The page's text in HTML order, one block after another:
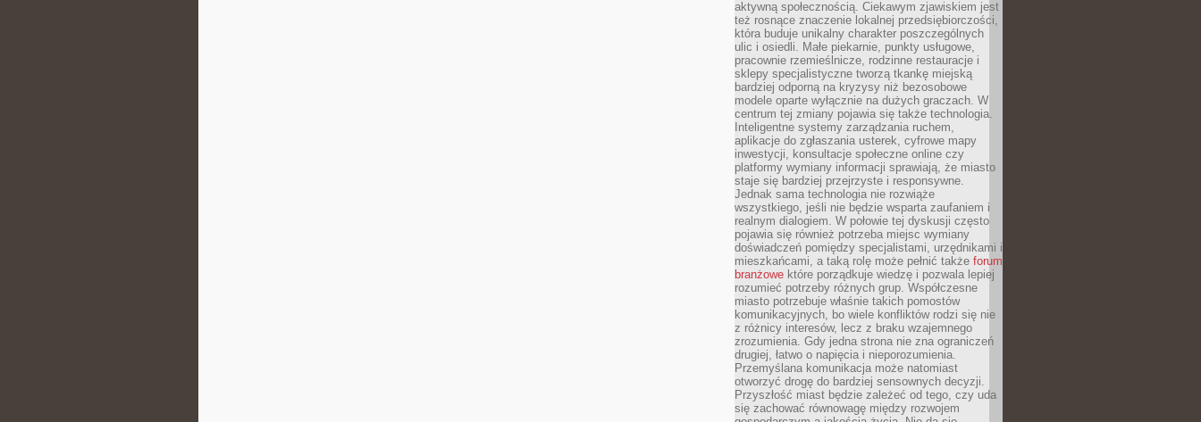
aktywną społecznością. Ciekawym zjawiskiem jest
też rosnące znaczenie lokalnej przedsiębiorczości,
która buduje unikalny charakter poszczególnych
ulic i osiedli. Małe piekarnie, punkty usługowe,
pracownie rzemieślnicze, rodzinne restauracje i
sklepy specjalistyczne tworzą tkankę miejską
bardziej odporną na kryzysy niż bezosobowe
modele oparte wyłącznie na dużych graczach. W
centrum tej zmiany pojawia się także technologia.
Inteligentne systemy zarządzania ruchem,
aplikacje do zgłaszania usterek, cyfrowe mapy
inwestycji, konsultacje społeczne online czy
platformy wymiany informacji sprawiają, że miasto
staje się bardziej przejrzyste i responsywne.
Jednak sama technologia nie rozwiąże
wszystkiego, jeśli nie będzie wsparta zaufaniem i
realnym dialogiem. W połowie tej dyskusji często
pojawia się również potrzeba miejsc wymiany
doświadczeń pomiędzy specjalistami, urzędnikami i
mieszkańcami, a taką rolę może pełnić także forum
branżowe które porządkuje wiedzę i pozwala lepiej
rozumieć potrzeby różnych grup. Współczesne
miasto potrzebuje właśnie takich pomostów
komunikacyjnych, bo wiele konfliktów rodzi się nie
z różnicy interesów, lecz z braku wzajemnego
zrozumienia. Gdy jedna strona nie zna ograniczeń
drugiej, łatwo o napięcia i nieporozumienia.
Przemyślana komunikacja może natomiast
otworzyć drogę do bardziej sensownych decyzji.
Przyszłość miast będzie zależeć od tego, czy uda
się zachować równowagę między rozwojem